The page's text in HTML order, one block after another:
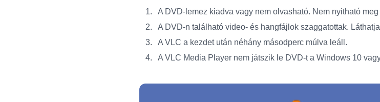
A DVD-lemez kiadva vagy nem olvasható. Nem nyitható
A DVD-n található video- és hangfájlok szaggatottak.
A VLC a kezdet után néhány másodperc múlva leáll.
A VLC Media Player nem játszik le DVD-t a Windows 10